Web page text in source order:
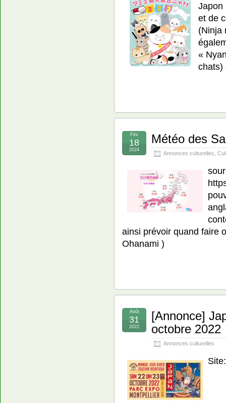
et de
(Ninja
«
Météo des
Annonces culturelles
Fév
18
2024
ainsi prévoir quand faire
Ohanami )
[Annonce]
octobre 2022
Annonces culturelles
Août
31
2022